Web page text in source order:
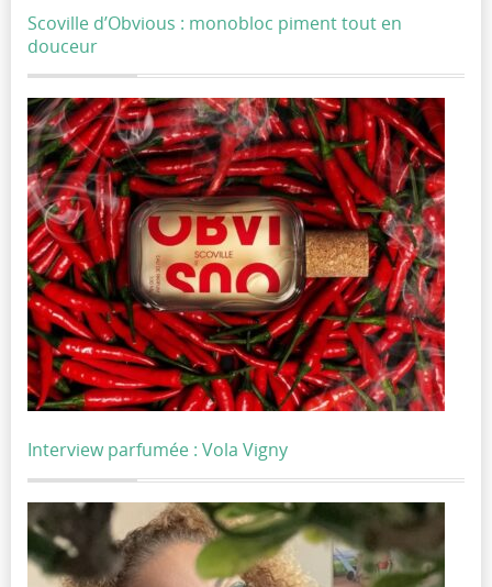
Scoville d’Obvious : monobloc piment tout en
douceur
Interview parfumée : Vola Vigny